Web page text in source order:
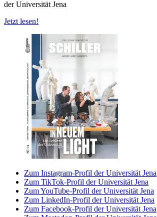
der Universität Jena
Jetzt lesen!
Zum Instagram-Profil der Universität Jena
Zum TikTok-Profil der Universität Jena
Zum YouTube-Profil der Universität Jena
Zum LinkedIn-Profil der Universität Jena
Zum Facebook-Profil der Universität Jena